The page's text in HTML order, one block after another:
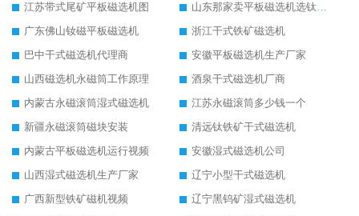
江苏带式尾矿平板磁选机图
山东那家卖平板磁选机选钛矿用
广东佛山钕磁平板磁选机
浙江干式铁矿磁选机
巴中干式磁选机代理商
安徽平板磁选机生产厂家
山西磁选机永磁筒工作原理
酒泉干式磁选机厂商
内蒙古永磁滚筒湿式磁选机
江苏永磁滚筒多少钱一个
新疆永磁滚筒磁块安装
清远钛铁矿干式磁选机
内蒙古平板磁选机运行视频
安徽湿式磁选机公司
山西湿式磁选机生产厂家
辽宁小型干式磁选机
广西新型铁矿磁机视频
辽宁黑钨矿湿式磁选机